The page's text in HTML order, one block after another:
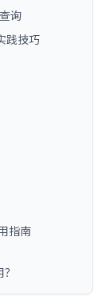
询
践技巧
指南